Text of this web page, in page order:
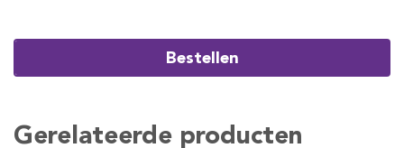
Bestellen
Gerelateerde producten